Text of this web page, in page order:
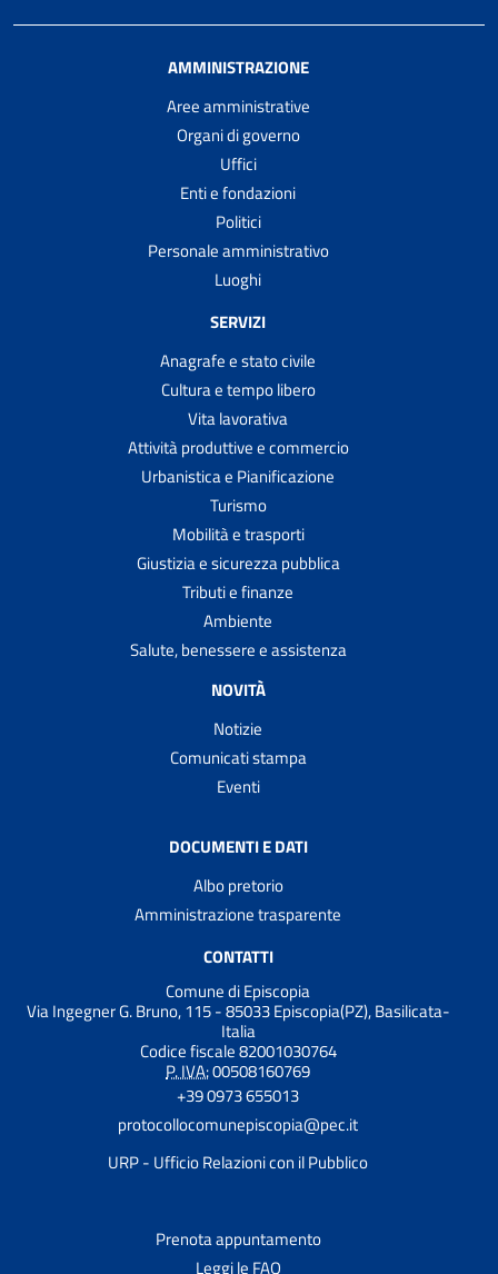
AMMINISTRAZIONE
Aree amministrative
Organi di governo
Uffici
Enti e fondazioni
Politici
Personale amministrativo
Luoghi
SERVIZI
Anagrafe e stato civile
Cultura e tempo libero
Vita lavorativa
Attività produttive e commercio
Urbanistica e Pianificazione
Turismo
Mobilità e trasporti
Giustizia e sicurezza pubblica
Tributi e finanze
Ambiente
Salute, benessere e assistenza
NOVITÀ
Notizie
Comunicati stampa
Eventi
DOCUMENTI E DATI
Albo pretorio
Amministrazione trasparente
CONTATTI
Comune di Episcopia
Via Ingegner G. Bruno, 115 - 85033 Episcopia(PZ), Basilicata-
Italia
Codice fiscale 82001030764
P. IVA:00508160769
+39 0973 655013
protocollocomunepiscopia@pec.it
URP - Ufficio Relazioni con il Pubblico
Prenota appuntamento
Leggi le FAQ